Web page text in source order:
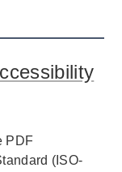
PDF
(ISO-